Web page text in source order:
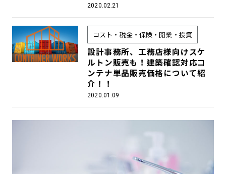
2020.02.21
設計事務所、工務店様向けスケ
ルトン販売も！建築確認対応コ
ンテナ単品販売価格について紹
介！！
コスト・税金・保険・開業・投資
2020.01.09